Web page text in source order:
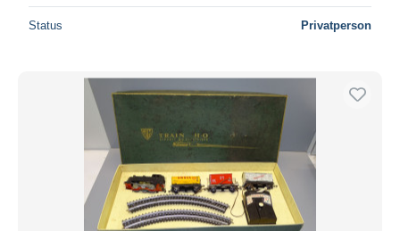
Status Privatperson